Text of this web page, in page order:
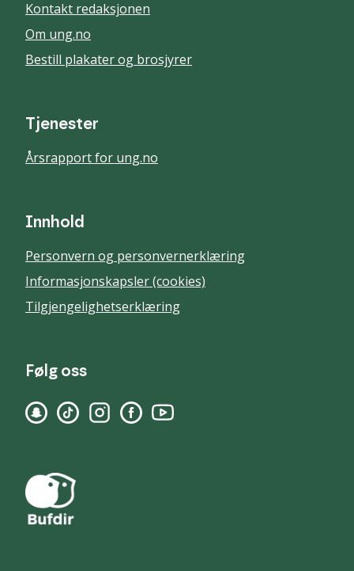
Kontakt redaksjonen
Om ung.no
Bestill plakater og brosjyrer
Tjenester
Årsrapport for ung.no
Innhold
Personvern og personvernerklæring
Informasjonskapsler (cookies)
Tilgjengelighetserklæring
Følg oss